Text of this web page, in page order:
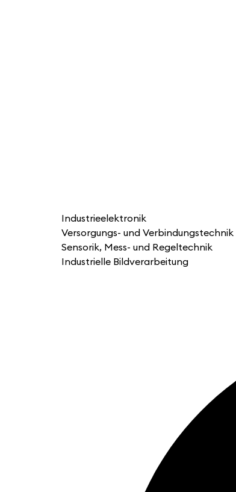
Industrieelektronik
Versorgungs- und Verbindungstechnik
Sensorik, Mess- und Regeltechnik
Industrielle Bildverarbeitung